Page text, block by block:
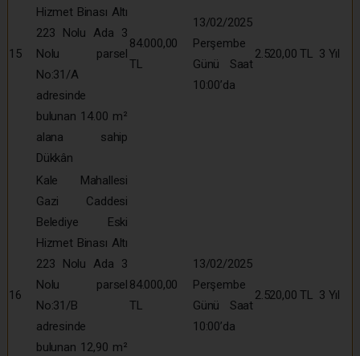
15
Hizmet Binası Altı
223 Nolu Ada 3
Nolu parsel
No:31/A
adresinde
bulunan 14.00 m²
alana sahip
Dükkân
84.000,00
TL
13/02/2025
Perşembe
Günü Saat
10:00’da
2.520,00 TL 3 Yıl
16
Kale Mahallesi
Gazi Caddesi
Belediye Eski
Hizmet Binası Altı
223 Nolu Ada 3
Nolu parsel
No:31/B
adresinde
bulunan 12,90 m²
84.000,00
TL
13/02/2025
Perşembe
Günü Saat
10:00’da
2.520,00 TL 3 Yıl